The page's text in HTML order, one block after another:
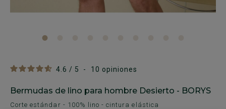
4.6 / 5 - 10 opiniones
Bermudas de lino para hombre Desierto - BORYS
Corte estándar - 100% lino - cintura elástica